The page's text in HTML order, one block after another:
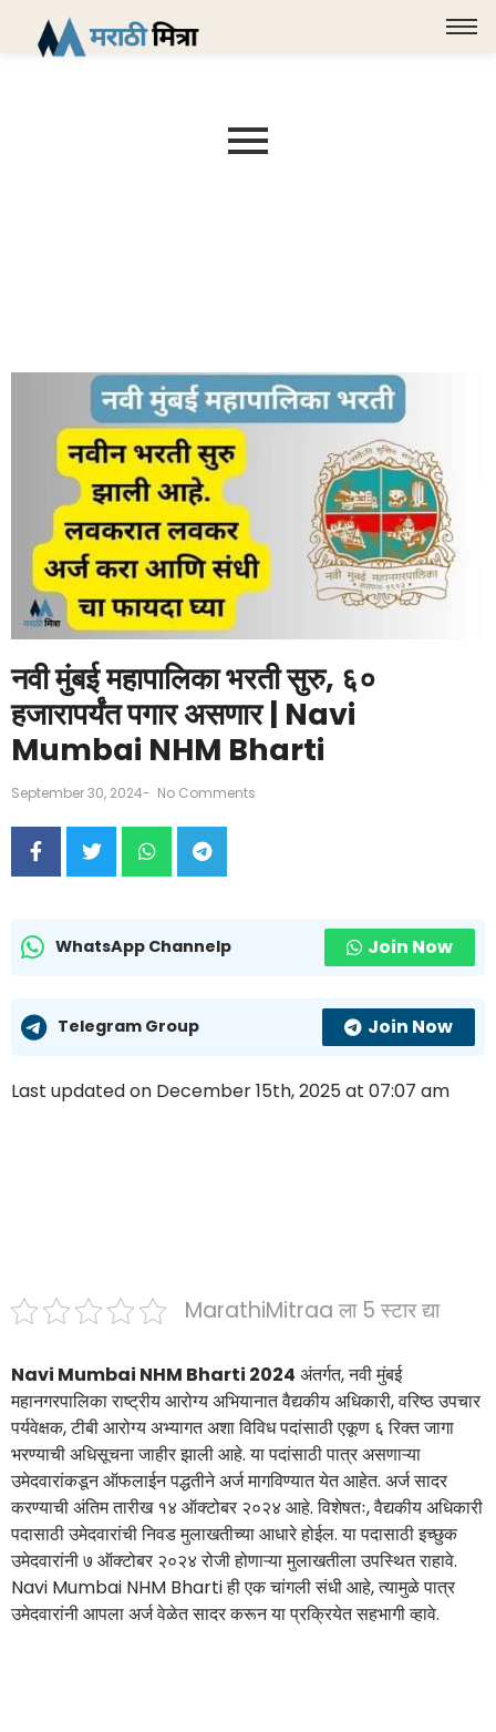
नवी मुंबई महापालिका भरती सुरु, ६०
हजारापर्यंत पगार असणार | Navi
Mumbai NHM Bharti
September 30, 2024- No Comments
WhatsApp Channelp Join Now
Telegram Group Join Now
Last updated on December 15th, 2025 at 07:07 am
MarathiMitraa ला 5 स्टार द्या
Navi Mumbai NHM Bharti 2024 अंतर्गत, नवी मुंबई
महानगरपालिका राष्ट्रीय आरोग्य अभियानात वैद्यकीय अधिकारी, वरिष्ठ उपचार
पर्यवेक्षक, टीबी आरोग्य अभ्यागत अशा विविध पदांसाठी एकूण ६ रिक्त जागा
भरण्याची अधिसूचना जाहीर झाली आहे. या पदांसाठी पात्र असणाऱ्या
उमेदवारांकडून ऑफलाईन पद्धतीने अर्ज मागविण्यात येत आहेत. अर्ज सादर
करण्याची अंतिम तारीख १४ ऑक्टोबर २०२४ आहे. विशेषतः, वैद्यकीय अधिकारी
पदासाठी उमेदवारांची निवड मुलाखतीच्या आधारे होईल. या पदासाठी इच्छुक
उमेदवारांनी ७ ऑक्टोबर २०२४ रोजी होणाऱ्या मुलाखतीला उपस्थित राहावे.
Navi Mumbai NHM Bharti ही एक चांगली संधी आहे, त्यामुळे पात्र
उमेदवारांनी आपला अर्ज वेळेत सादर करून या प्रक्रियेत सहभागी व्हावे.